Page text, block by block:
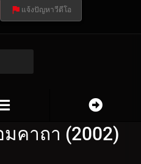
แจ้งปัญหาวีดีโอ
คาถา (2002)